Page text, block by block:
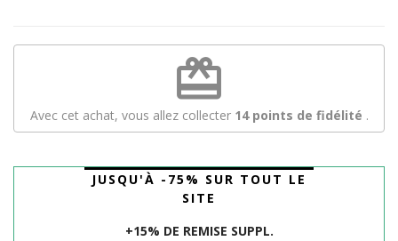
redeem
Avec cet achat, vous allez collecter 14 points de fidélité .
JUSQU'À -75% SUR TOUT LE
SITE
+15% DE REMISE SUPPL.